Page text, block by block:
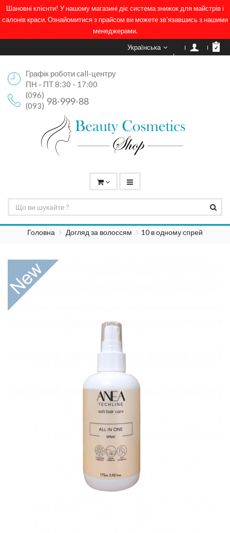
Шановні клієнти! У нашому магазині діє система знижок для майстрів і
салонів краси. Ознайомитися з прайсом ви можете зв'язавшись з нашими
менеджерами.
Українська
Графік роботи call-центру
ПН - ПТ 8:30 - 17:00
(096)
98-999-88
(093)
Головна Догляд за волоссям 10 в одному спрей